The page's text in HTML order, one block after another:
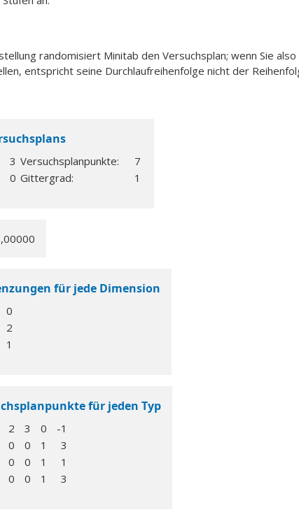
randomisiert Minitab den Versuchsplan; wenn Sie also
entspricht seine Durchlaufreihenfolge nicht der
3 Versuchsplanpunkte:
7
0 Gittergrad: 1
für jede Dimension
0
2
1
für jeden Typ
2 3 0
-1
0 0 1
3
0 0 1
1
0 0 1 3